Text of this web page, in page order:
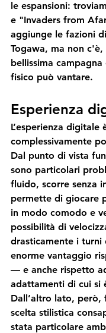
le espansioni:
e "Invaders from
aggiunge le fazioni
Togawa, ma non
bellissima
fisico può vantare.
Esperienza
L’esperienza digitale
complessivamente
Dal punto di vista
sono particolari
fluido, scorre senza
permette di giocare
in modo comodo e
possibilità di
drasticamente i turni
enorme vantaggio
— e anche rispetto
adattamenti di cui si
Dall’altro lato, però,
scelta stilistica
stata particolare